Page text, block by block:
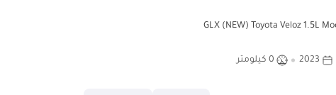
2023 0 كيلومتر